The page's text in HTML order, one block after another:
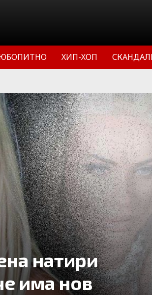
ХИП-ХОП
натири
има нов